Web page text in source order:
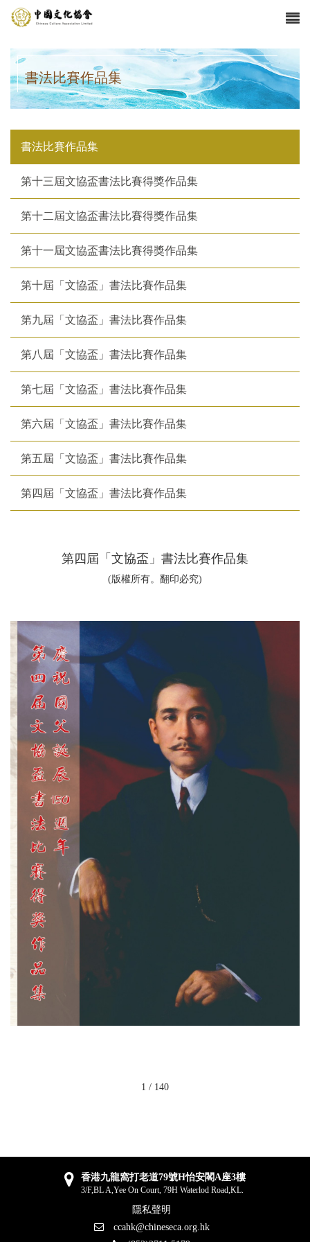
書法比賽作品集
書法比賽作品集
第十三屆文協盃書法比賽得獎作品集
第十二屆文協盃書法比賽得獎作品集
第十一屆文協盃書法比賽得獎作品集
第十屆「文協盃」書法比賽作品集
第九屆「文協盃」書法比賽作品集
第八屆「文協盃」書法比賽作品集
第七屆「文協盃」書法比賽作品集
第六屆「文協盃」書法比賽作品集
第五屆「文協盃」書法比賽作品集
第四屆「文協盃」書法比賽作品集
第四屆「文協盃」書法比賽作品集
(版權所有。翻印必究)
1 / 140
香港九龍窩打老道79號H怡安閣A座3樓
3/F,BL A,Yee On Court, 79H Waterlod Road,KL.
隱私聲明
ccahk@chineseca.org.hk